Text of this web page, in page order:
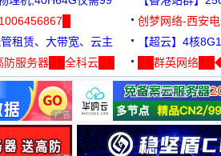
创梦网络-西安
88元/月
租赁、大带宽、云主
【超云】4核
服务器██全科云██
██群英网络
◆◆◆
广告 商业广告，理性选择